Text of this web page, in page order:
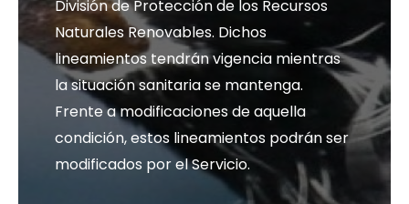
División de Protección de los Recursos
Naturales Renovables. Dichos
lineamientos tendrán vigencia mientras
la situación sanitaria se mantenga.
Frente a modificaciones de aquella
condición, estos lineamientos podrán ser
modificados por el Servicio.